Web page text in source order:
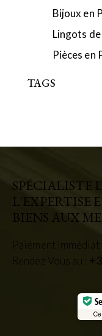
Bijoux en
Lingots
Pièces en
TAGS
SPÉCIALISTE
L'EXPERTISE
BIENS AUX
Paiement
Rendez Vous au :